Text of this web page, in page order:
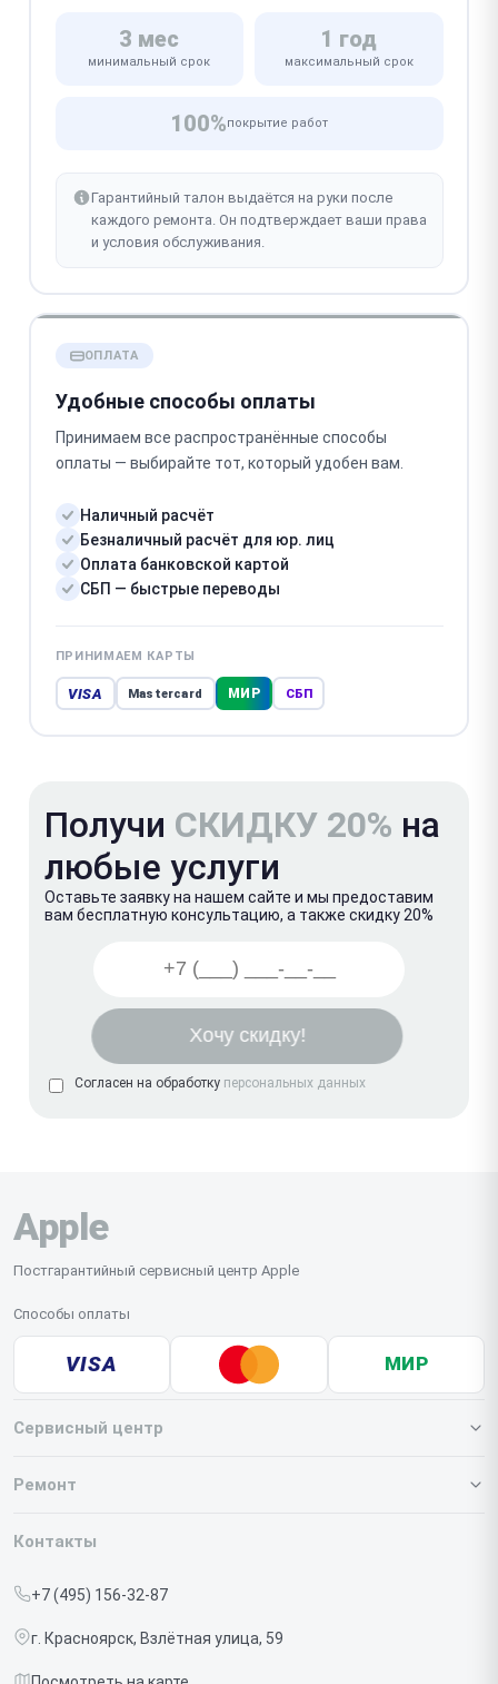
3 мес
минимальный срок
1 год
максимальный срок
100%покрытие работ
Гарантийный талон выдаётся на руки после
каждого ремонта. Он подтверждает ваши права
и условия обслуживания.
ОПЛАТА
Удобные способы оплаты
Принимаем все распространённые способы
оплаты — выбирайте тот, который удобен вам.
Наличный расчёт
Безналичный расчёт для юр. лиц
Оплата банковской картой
СБП — быстрые переводы
ПРИНИМАЕМ КАРТЫ
VISA Mastercard МИР СБП
Получи СКИДКУ 20% на
любые услуги
Оставьте заявку на нашем сайте и мы предоставим
вам бесплатную консультацию, а также скидку 20%
Согласен на обработку персональных данных
Apple
Постгарантийный сервисный центр Apple
Способы оплаты
VISA МИР
Сервисный центр
О нашем сервисе
Срочный ремонт
Доставка и способы оплаты
Ремонт
Iphone
Контакты
+7 (495) 156-32-87
г. Красноярск, Взлётная улица, 59